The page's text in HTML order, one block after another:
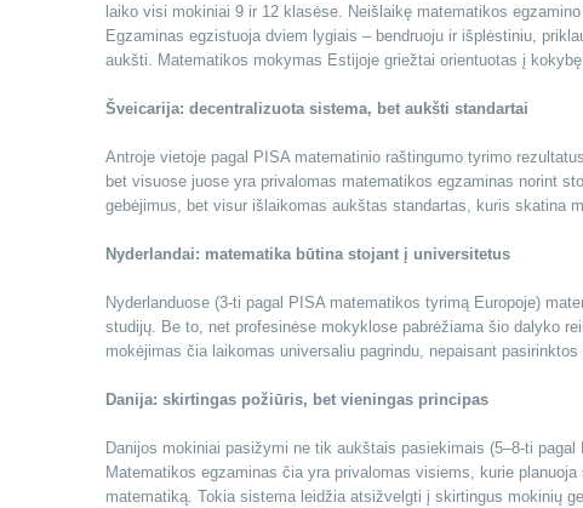
laiko visi mokiniai 9 ir 12 klasėse. Neišlaikę matematikos
Egzaminas egzistuoja dviem lygiais – bendruoju ir išplėstiniu,
aukšti. Matematikos mokymas Estijoje griežtai orientuotas į
Šveicarija: decentralizuota sistema, bet aukšti standartai
Antroje vietoje pagal PISA matematinio raštingumo tyrimo
bet visuose juose yra privalomas matematikos egzaminas norint
gebėjimus, bet visur išlaikomas aukštas standartas, kuris skatina
Nyderlandai: matematika būtina stojant į universitetus
Nyderlanduose (3-ti pagal PISA matematikos tyrimą Europoje)
studijų. Be to, net profesinėse mokyklose pabrėžiama šio dalyko
mokėjimas čia laikomas universaliu pagrindu, nepaisant
Danija: skirtingas požiūris, bet vieningas principas
Danijos mokiniai pasižymi ne tik aukštais pasiekimais (5–8-ti
Matematikos egzaminas čia yra privalomas visiems, kurie
matematiką. Tokia sistema leidžia atsižvelgti į skirtingus mokinių